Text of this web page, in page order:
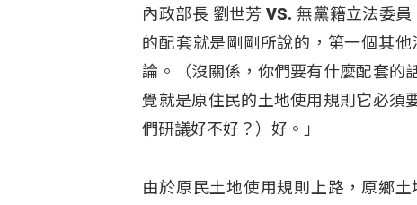
內政部長 劉世芳 VS. 無黨籍立法委
的配套就是剛剛所說的，第一個其
論。（沒關係，你們要有什麼配套的
覺就是原住民的土地使用規則它必須
們研議好不好？）好。」
由於原民土地使用規則上路，原鄉